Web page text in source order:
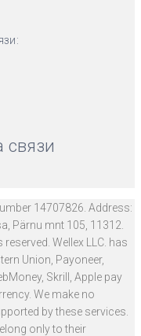
связи
14707826. Address:
Pärnu mnt 105, 11312.
Wellex LLC. has
Union, Payoneer,
Skrill, Apple pay
We make no
by these services.
only to their